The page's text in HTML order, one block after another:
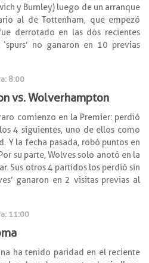
y Burnley) luego de un arranque
al de Tottenham, que empezó
derrotado en las dos recientes
no ganaron en 10 previas
8:00
vs. Wolverhampton
comienzo en la Premier: perdió
4 siguientes, uno de ellos como
Y la fecha pasada, robó puntos en
su parte, Wolves solo anotó en la
Sus otros 4 partidos los perdió sin
ganaron en 2 visitas previas al
11:00
ha tenido paridad en el reciente